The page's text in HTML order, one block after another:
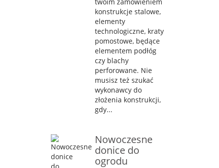
konstrukcje stalowe,
elementy
technologiczne, kraty
pomostowe, będące
elementem podłóg
czy blachy
perforowane. Nie
musisz też szukać
wykonawcy do
złożenia konstrukcji,
gdy...
Nowoczesne
donice do
ogrodu